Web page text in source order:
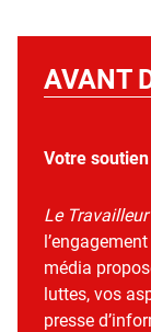
AVANT
Votre
Le
média
luttes, vos
presse